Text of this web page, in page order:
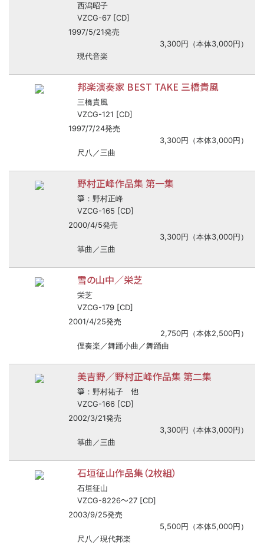
西潟昭子
VZCG-67 [CD]
1997/5/21発売
3,300円（本体3,000円）
現代音楽
邦楽演奏家 BEST TAKE 三橋貴風
三橋貴風
VZCG-121 [CD]
1997/7/24発売
3,300円（本体3,000円）
尺八／三曲
野村正峰作品集 第一集
箏 ：野村正峰
VZCG-165 [CD]
2000/4/5発売
3,300円（本体3,000円）
箏曲／三曲
雪の山中／栄芝
栄芝
VZCG-179 [CD]
2001/4/25発売
2,750円（本体2,500円）
俚奏楽／舞踊小曲／舞踊曲
美吉野／野村正峰作品集 第二集
箏 ：野村祐子 他
VZCG-166 [CD]
2002/3/21発売
3,300円（本体3,000円）
箏曲／三曲
石垣征山作品集（2枚組）
石垣征山
VZCG-8226〜27 [CD]
2003/9/25発売
5,500円（本体5,000円）
尺八／現代邦楽